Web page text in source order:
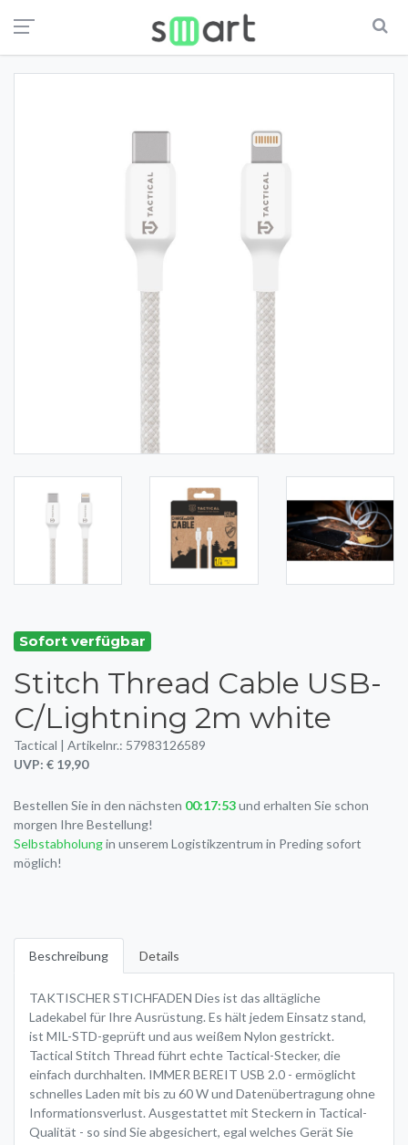
Sofort verfügbar
Stitch Thread Cable USB-
C/Lightning 2m white
Tactical | Artikelnr.: 57983126589
UVP: € 19,90
Bestellen Sie in den nächsten 00:17:53und erhalten Sie schon
morgen Ihre Bestellung!
Selbstabholungin unserem Logistikzentrum in Preding sofort
möglich!
Beschreibung Details
TAKTISCHER STICHFADEN Dies ist das alltägliche
Ladekabel für Ihre Ausrüstung. Es hält jedem Einsatz stand,
ist MIL-STD-geprüft und aus weißem Nylon gestrickt.
Tactical Stitch Thread führt echte Tactical-Stecker, die
einfach durchhalten. IMMER BEREIT USB 2.0 - ermöglicht
schnelles Laden mit bis zu 60 W und Datenübertragung ohne
Informationsverlust. Ausgestattet mit Steckern in Tactical-
Qualität - so sind Sie abgesichert, egal welches Gerät Sie